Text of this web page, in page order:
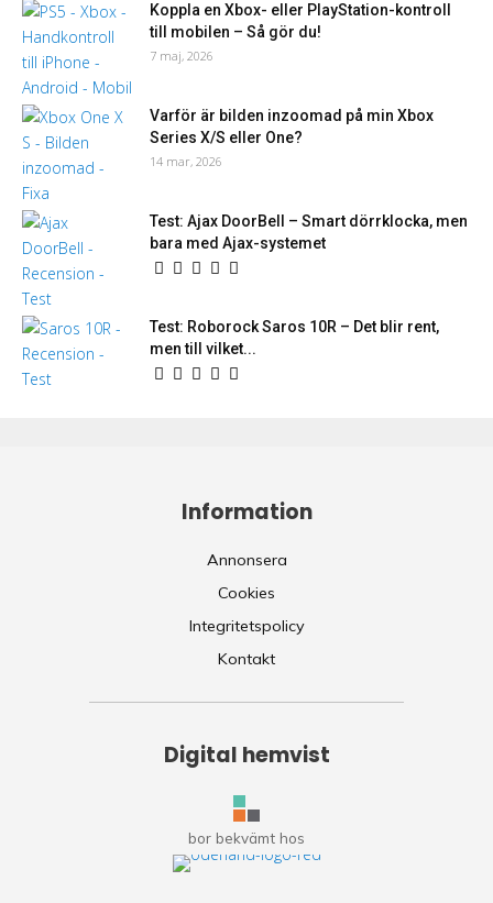
Koppla en Xbox- eller PlayStation-kontroll
till mobilen – Så gör du!
7 maj, 2026
Varför är bilden inzoomad på min Xbox
Series X/S eller One?
14 mar, 2026
Test: Ajax DoorBell – Smart dörrklocka, men
bara med Ajax-systemet
Test: Roborock Saros 10R – Det blir rent,
men till vilket...
Information
Annonsera
Cookies
Integritetspolicy
Kontakt
Digital hemvist
bor bekvämt hos